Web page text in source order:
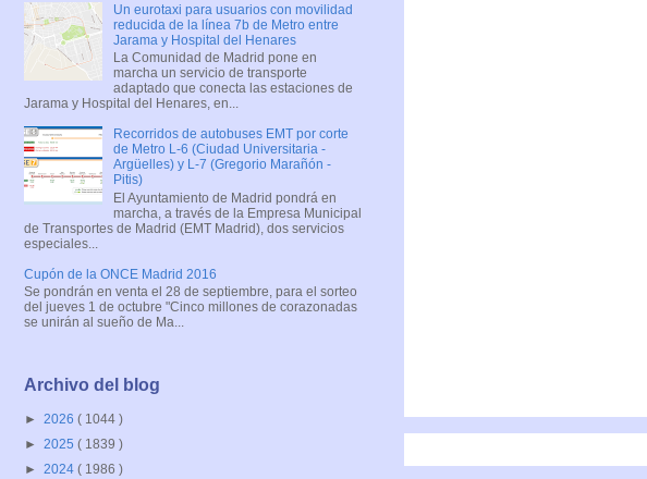
Un eurotaxi para usuarios con movilidad
reducida de la línea 7b de Metro entre
Jarama y Hospital del Henares
La Comunidad de Madrid pone en
marcha un servicio de transporte
adaptado que conecta las estaciones de
Jarama y Hospital del Henares, en...
Recorridos de autobuses EMT por corte
de Metro L-6 (Ciudad Universitaria -
Argüelles) y L-7 (Gregorio Marañón -
Pitis)
El Ayuntamiento de Madrid pondrá en
marcha, a través de la Empresa Municipal
de Transportes de Madrid (EMT Madrid), dos servicios
especiales...
Cupón de la ONCE Madrid 2016
Se pondrán en venta el 28 de septiembre, para el sorteo
del jueves 1 de octubre "Cinco millones de corazonadas
se unirán al sueño de Ma...
Archivo del blog
► 2026 ( 1044 )
► 2025 ( 1839 )
► 2024 ( 1986 )